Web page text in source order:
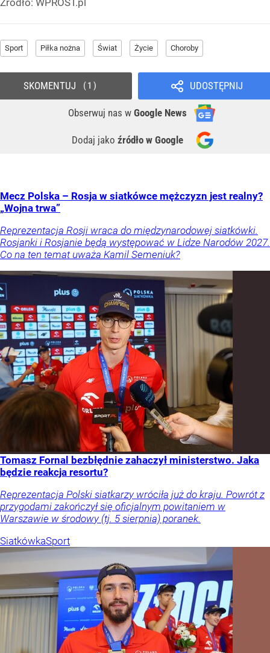
Źródło: WPROST.pl
Sport Piłka nożna Świat Życie Choroby
UDOSTĘPNIJ
Obserwuj nas w Google News
Dodaj jako źródło w Google
SKOMENTUJ 1
Mecz Polska – Rosja w siatkówce mężczyzn jest realny?
„Wojna trwa”
Reprezentacja Rosji wraca do międzynarodowej siatkówki.
Rosjanki i Rosjanie będą występować w Lidze Narodów 2027.
Co na ten temat uważa Kamil Semeniuk?
Tomasz Fornal bezbłędnie zahaczył ministerstwo. Jaka
będzie reakcja resortu?
Reprezentacja Polski siatkarzy wróciła już do kraju. Powrót z
przygodami zakończył się oficjalnym powitaniem w
Warszawie w środowy (tj. 5 sierpnia) poranek.
SiatkówkaSport